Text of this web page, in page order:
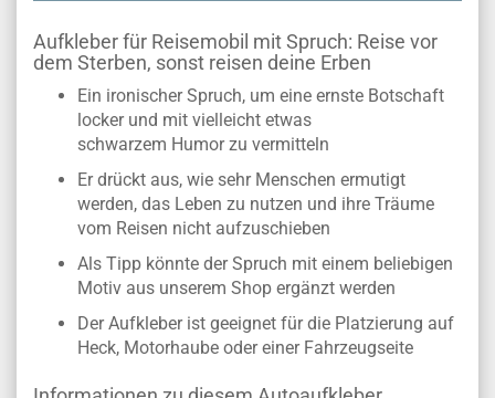
Aufkleber für Reisemobil mit Spruch: Reise vor
dem Sterben, sonst reisen deine Erben
Ein ironischer Spruch, um eine ernste Botschaft
locker und mit vielleicht etwas
schwarzem Humor zu vermitteln
Er drückt aus, wie sehr Menschen ermutigt
werden, das Leben zu nutzen und ihre Träume
vom Reisen nicht aufzuschieben
Als Tipp könnte der Spruch mit einem beliebigen
Motiv aus unserem Shop ergänzt werden
Der Aufkleber ist geeignet für die Platzierung auf
Heck, Motorhaube oder einer Fahrzeugseite